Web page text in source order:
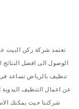
تعتمد شركة ركن البيت
الوصول الى افضل
تنظيف بالرياض تساعد
عن اعمال التنظيف
شركتنا حيث يمكنك